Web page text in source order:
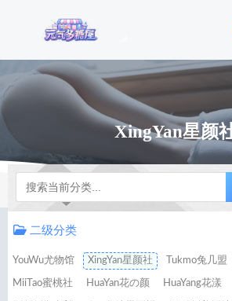
XingYan星颜
二级分类
YouWu尤物馆 XingYan星颜社 Tukmo兔几盟
MiiTao蜜桃社 HuaYan花の颜 HuaYang花漾